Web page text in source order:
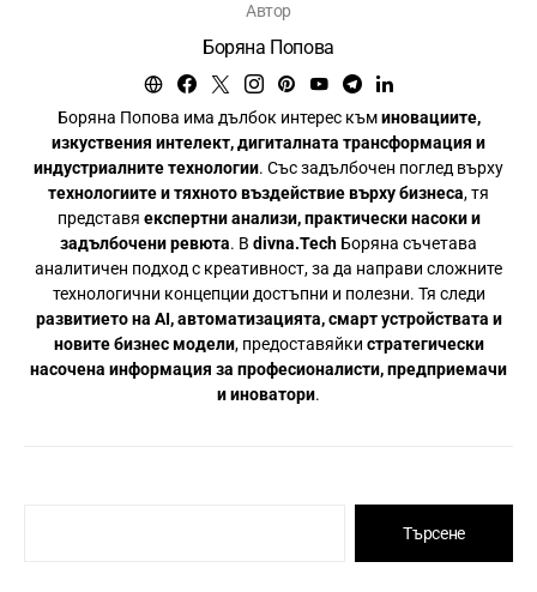
Автор
Боряна Попова
Боряна Попова има дълбок интерес къминовациите,
изкуствения интелект, дигиталната трансформация и
индустриалните технологии. Със задълбочен поглед върху
технологиите и тяхното въздействие върху бизнеса, тя
представя експертни анализи, практически насоки и
задълбочени ревюта. В divna.Tech Боряна съчетава
аналитичен подход с креативност, за да направи сложните
технологични концепции достъпни и полезни. Тя следи
развитието на AI, автоматизацията, смарт устройствата и
новите бизнес модели, предоставяйки стратегически
насочена информация за професионалисти, предприемачи
и иноватори.
Търсене